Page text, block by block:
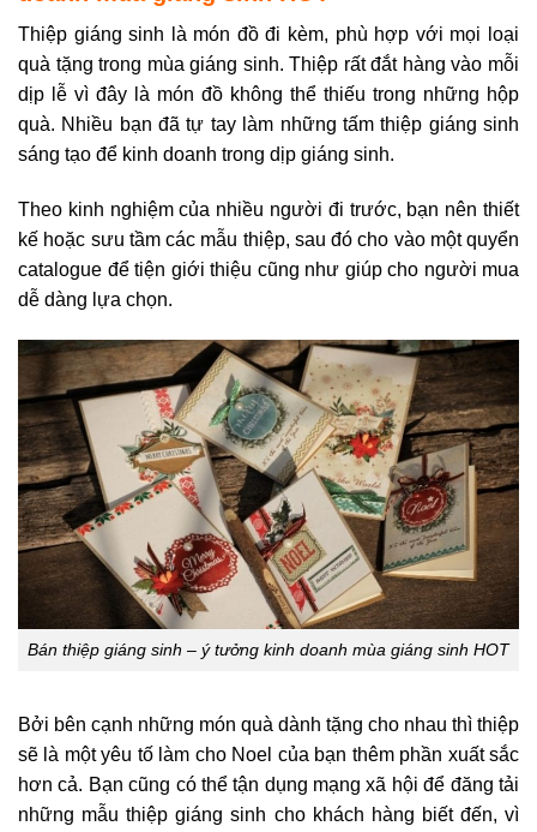
Thiệp giáng sinh là món đồ đi kèm, phù hợp với mọi loại
quà tặng trong mùa giáng sinh. Thiệp rất đắt hàng vào mỗi
dịp lễ vì đây là món đồ không thể thiếu trong những hộp
quà. Nhiều bạn đã tự tay làm những tấm thiệp giáng sinh
sáng tạo để kinh doanh trong dịp giáng sinh.
Theo kinh nghiệm của nhiều người đi trước, bạn nên thiết
kế hoặc sưu tầm các mẫu thiệp, sau đó cho vào một quyển
catalogue để tiện giới thiệu cũng như giúp cho người mua
dễ dàng lựa chọn.
Bán thiệp giáng sinh – ý tưởng kinh doanh mùa giáng sinh HOT
Bởi bên cạnh những món quà dành tặng cho nhau thì thiệp
sẽ là một yêu tố làm cho Noel của bạn thêm phần xuất sắc
hơn cả. Bạn cũng có thể tận dụng mạng xã hội để đăng tải
những mẫu thiệp giáng sinh cho khách hàng biết đến, vì